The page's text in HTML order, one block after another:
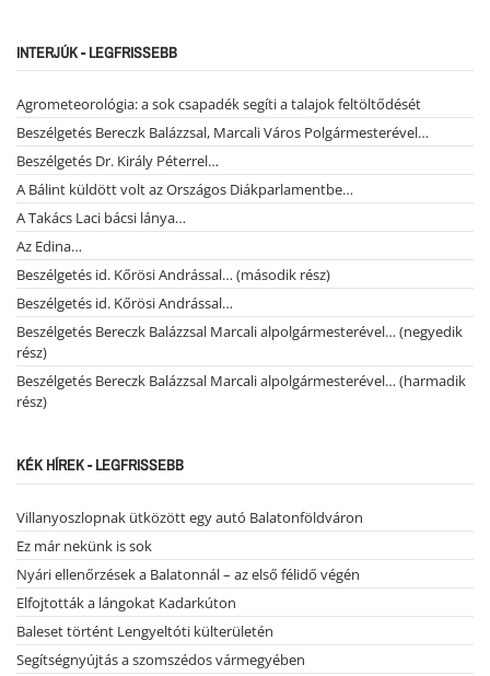
INTERJÚK - LEGFRISSEBB
Agrometeorológia: a sok csapadék segíti a talajok feltöltődését
Beszélgetés Bereczk Balázzsal, Marcali Város Polgármesterével…
Beszélgetés Dr. Király Péterrel…
A Bálint küldött volt az Országos Diákparlamentbe…
A Takács Laci bácsi lánya…
Az Edina…
Beszélgetés id. Kőrösi Andrással… (második rész)
Beszélgetés id. Kőrösi Andrással…
Beszélgetés Bereczk Balázzsal Marcali alpolgármesterével… (negyedik
rész)
Beszélgetés Bereczk Balázzsal Marcali alpolgármesterével… (harmadik
rész)
KÉK HÍREK - LEGFRISSEBB
Villanyoszlopnak ütközött egy autó Balatonföldváron
Ez már nekünk is sok
Nyári ellenőrzések a Balatonnál – az első félidő végén
Elfojtották a lángokat Kadarkúton
Baleset történt Lengyeltóti külterületén
Segítségnyújtás a szomszédos vármegyében